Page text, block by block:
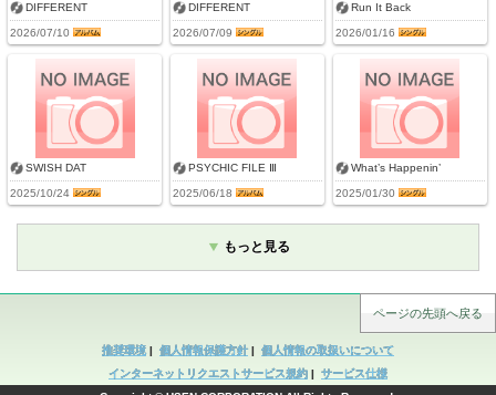
DIFFERENT
2026/07/10
DIFFERENT
2026/07/09
Run It Back
2026/01/16
SWISH DAT
2025/10/24
PSYCHIC FILE Ⅲ
2025/06/18
What’s Happenin’
2025/01/30
もっと見る
ページの先頭へ戻る
推奨環境| 個人情報保護方針
個人情報の取扱いについて
インターネットリクエストサービス規約
サービス仕様